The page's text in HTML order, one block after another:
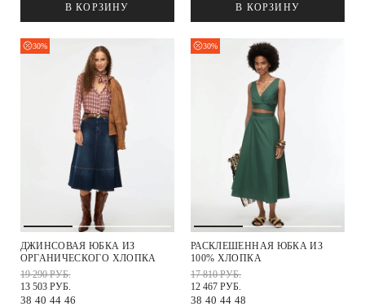
В КОРЗИНУ В КОРЗИНУ
30%
ДЖИНСОВАЯ ЮБКА ИЗ
ОРГАНИЧЕСКОГО ХЛОПКА
19 290 РУБ.
13 503 РУБ.
38 40 44 46
30%
РАСКЛЕШЕННАЯ ЮБКА ИЗ
100% ХЛОПКА
17 810 РУБ.
12 467 РУБ.
38 40 44 48